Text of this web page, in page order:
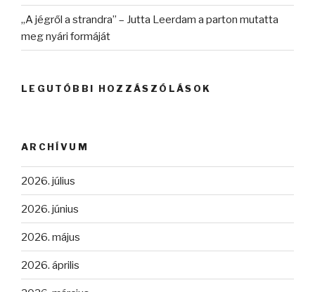
„A jégről a strandra” – Jutta Leerdam a parton mutatta
meg nyári formáját
LEGUTÓBBI HOZZÁSZÓLÁSOK
ARCHÍVUM
2026. július
2026. június
2026. május
2026. április